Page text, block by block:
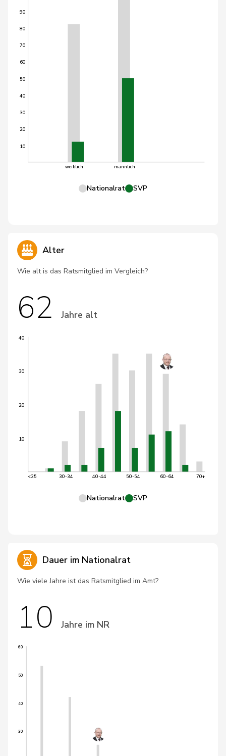
10
20
30
40
50
60
70
80
90
weiblich männlich
Nationalrat SVP
Alter
Wie alt is das Ratsmitglied im Vergleich?
62 Jahre alt
10
20
30
40
<25 30-34 40-44 50-54 60-64 70+
Nationalrat SVP
Dauer im Nationalrat
Wie viele Jahre ist das Ratsmitglied im Amt?
10 Jahre im NR
30
40
50
60